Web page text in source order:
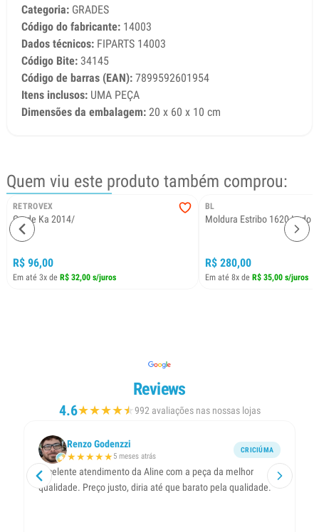
Categoria: GRADES
Código do fabricante: 14003
Dados técnicos: FIPARTS 14003
Código Bite: 34145
Código de barras (EAN): 7899592601954
Itens inclusos: UMA PEÇA
Dimensões da embalagem: 20 x 60 x 10 cm
Quem viu este produto também comprou:
RETROVEX
Grade Ka 2014/
R$ 96,00
Em até 3x de R$ 32,00 s/juros
BL
Moldura Estribo 1620 Lado
R$ 280,00
Em até 8x de R$ 35,00 s/juros
Reviews
4.6★★★★★
★992 avaliações nas nossas lojas
Renzo Godenzzi
★★★★★5 meses atrás
CRICIÚMA
Excelente atendimento da Aline com a peça da melhor
qualidade. Preço justo, diria até que barato pela qualidade.